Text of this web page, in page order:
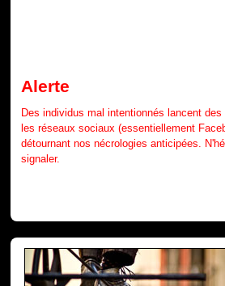
Alerte
Des individus mal intentionnés lancent
les réseaux sociaux (essentiellement
détournant nos nécrologies anticipées.
signaler.